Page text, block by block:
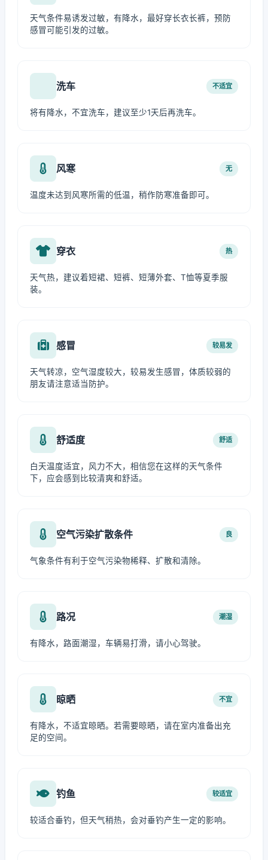
天气条件易诱发过敏，有降水，最好穿长衣长裤，预防
感冒可能引发的过敏。
洗车 不适宜
将有降水，不宜洗车，建议至少1天后再洗车。
风寒 无
温度未达到风寒所需的低温，稍作防寒准备即可。
穿衣 热
天气热，建议着短裙、短裤、短薄外套、T恤等夏季服
装。
感冒 较易发
天气转凉，空气湿度较大，较易发生感冒，体质较弱的
朋友请注意适当防护。
舒适度 舒适
白天温度适宜，风力不大，相信您在这样的天气条件
下，应会感到比较清爽和舒适。
空气污染扩散条件 良
气象条件有利于空气污染物稀释、扩散和清除。
路况 潮湿
有降水，路面潮湿，车辆易打滑，请小心驾驶。
晾晒 不宜
有降水，不适宜晾晒。若需要晾晒，请在室内准备出充
足的空间。
钓鱼 较适宜
较适合垂钓，但天气稍热，会对垂钓产生一定的影响。